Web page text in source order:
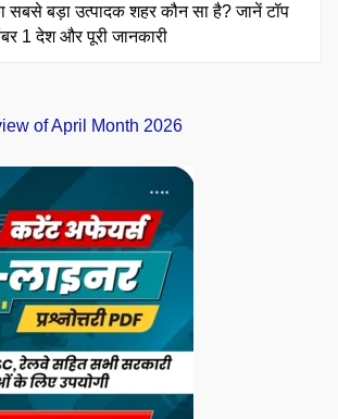
सबसे बड़ा उत्पादक शहर कौन सा है? जानें टॉप
1 देश और पूरी जानकारी